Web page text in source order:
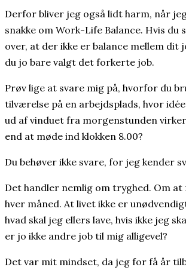
Derfor bliver jeg også lidt harm, når
snakke om Work-Life Balance. Hvis
over, at der ikke er balance mellem dit
du jo bare valgt det forkerte job.
Prøv lige at svare mig på, hvorfor du
tilværelse på en arbejdsplads, hvor
ud af vinduet fra morgenstunden
end at møde ind klokken 8.00?
Du behøver ikke svare, for jeg kender
Det handler nemlig om tryghed. Om at
hver måned. At livet ikke er
hvad skal jeg ellers lave, hvis ikke jeg
er jo ikke andre job til mig alligevel?
Det var mit mindset, da jeg for få år